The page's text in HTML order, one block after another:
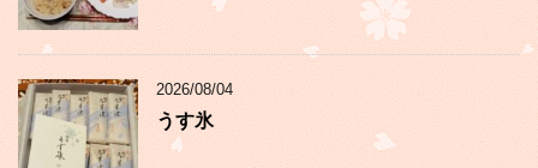
2026/08/04
うす氷